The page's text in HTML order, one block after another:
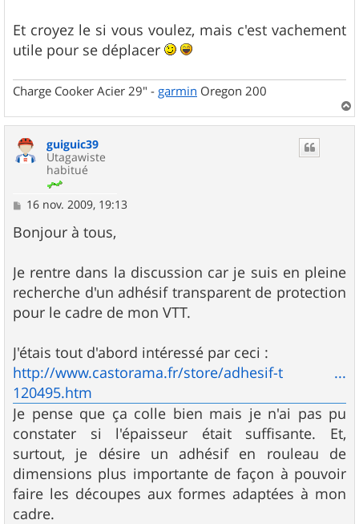
Et croyez le si vous voulez, mais c'est vachement
utile pour se déplacer
Charge Cooker Acier 29" - garmin Oregon 200
a
guiguic39
Utagawiste
habitué
M
s
s
g
e
16 nov. 2009, 19:13
Bonjour à tous,
Je rentre dans la discussion car je suis en pleine
recherche d'un adhésif transparent de protection
pour le cadre de mon VTT.
J'étais tout d'abord intéressé par ceci :
http://www.castorama.fr/store/adhesif-t ...
120495.htm
Je pense que ça colle bien mais je n'ai pas pu
constater si l'épaisseur était suffisante. Et,
surtout, je désire un adhésif en rouleau de
dimensions plus importante de façon à pouvoir
faire les découpes aux formes adaptées à mon
cadre.